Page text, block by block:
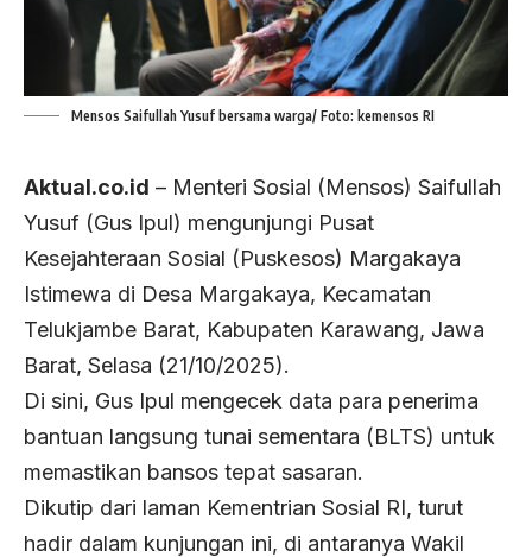
Mensos Saifullah Yusuf bersama warga/ Foto: kemensos RI
Aktual.co.id – Menteri Sosial (Mensos) Saifullah
Yusuf (Gus Ipul) mengunjungi Pusat
Kesejahteraan Sosial (Puskesos) Margakaya
Istimewa di Desa Margakaya, Kecamatan
Telukjambe Barat, Kabupaten Karawang, Jawa
Barat, Selasa (21/10/2025).
Di sini, Gus Ipul mengecek data para penerima
bantuan langsung tunai sementara (BLTS) untuk
memastikan bansos tepat sasaran.
Dikutip dari laman Kementrian Sosial RI, turut
hadir dalam kunjungan ini, di antaranya Wakil